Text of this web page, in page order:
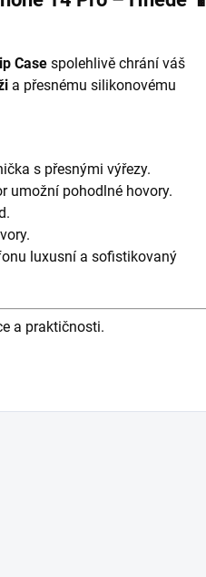
Case spolehlivě chrání váš
a přesnému silikonovému
s přesnými výřezy.
umožní pohodlné hovory.
luxusní a sofistikovaný
a praktičnosti.